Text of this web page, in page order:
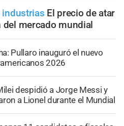
industrias El precio de atar
del mercado mundial
Pullaro inauguró el nuevo
2026
despidió a Jorge Messi y
a Lionel durante el Mundial